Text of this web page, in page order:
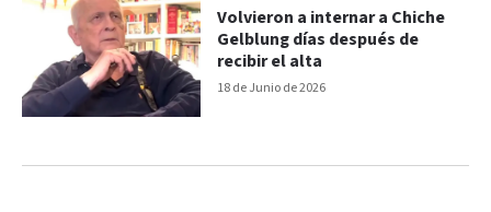
18 de Junio de 2026
Volvieron a internar a Chiche
Gelblung días después de
recibir el alta